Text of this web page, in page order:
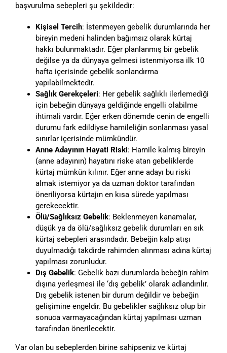
başvurulma sebepleri şu şekildedir:
Kişisel Tercih: İstenmeyen gebelik durumlarında her
bireyin medeni halinden bağımsız olarak kürtaj
hakkı bulunmaktadır. Eğer planlanmış bir gebelik
değilse ya da dünyaya gelmesi istenmiyorsa ilk 10
hafta içerisinde gebelik sonlandırma
yapılabilmektedir.
Sağlık Gerekçeleri: Her gebelik sağlıklı ilerlemediği
için bebeğin dünyaya geldiğinde engelli olabilme
ihtimali vardır. Eğer erken dönemde cenin de engelli
durumu fark edildiyse hamileliğin sonlanması yasal
sınırlar içerisinde mümkündür.
Anne Adayının Hayati Riski: Hamile kalmış bireyin
(anne adayının) hayatını riske atan gebeliklerde
kürtaj mümkün kılınır. Eğer anne adayı bu riski
almak istemiyor ya da uzman doktor tarafından
öneriliyorsa kürtajın en kısa sürede yapılması
gerekecektir.
Ölü/Sağlıksız Gebelik: Beklenmeyen kanamalar,
düşük ya da ölü/sağlıksız gebelik durumları en sık
kürtaj sebepleri arasındadır. Bebeğin kalp atışı
duyulmadığı takdirde rahimden alınması adına kürtaj
yapılması zorunludur.
Dış Gebelik: Gebelik bazı durumlarda bebeğin rahim
dışına yerleşmesi ile ‘dış gebelik’ olarak adlandırılır.
Dış gebelik istenen bir durum değildir ve bebeğin
gelişimine engeldir. Bu gebelikler sağlıksız olup bir
sonuca varmayacağından kürtaj yapılması uzman
tarafından önerilecektir.
Var olan bu sebeplerden birine sahipseniz ve kürtaj